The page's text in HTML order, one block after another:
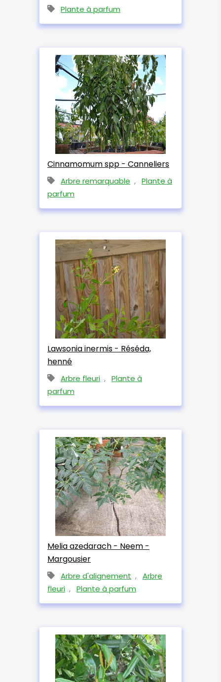
Plante à parfum
Cinnamomum spp - Canneliers
Arbre remarquable , Plante à
parfum
Lawsonia inermis - Réséda,
henné
Arbre fleuri , Plante à
parfum
Melia azedarach - Neem -
Margousier
Arbre d'alignement , Arbre
fleuri , Plante à parfum